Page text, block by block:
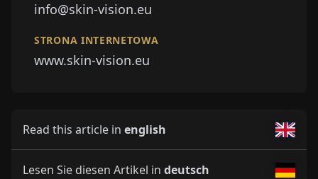
info@skin-vision.eu
STRONA INTERNETOWA
www.skin-vision.eu
Read this article in english
Lesen Sie diesen Artikel in deutsch